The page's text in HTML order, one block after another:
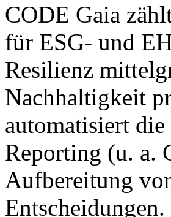
CODE Gaia
für ESG- und
Resilienz
Nachhaltigkeit
automatisiert
Reporting (u. a.
Aufbereitung